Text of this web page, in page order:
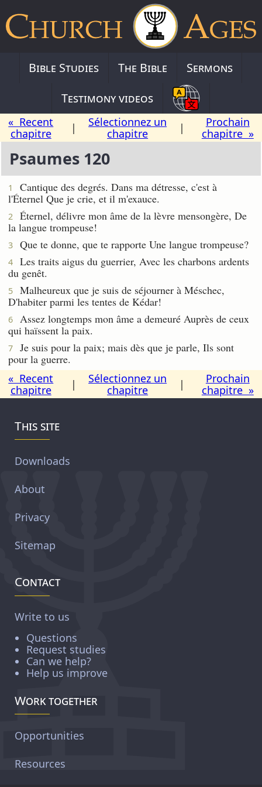
Bible Studies The Bible
Sermons
Testimony videos
« Recent
chapitre
|
Sélectionnez un
chapitre
|
Prochain
chapitre »
Psaumes 120
1
Cantique des degrés. Dans ma détresse, c'est à
l'Éternel Que je crie, et il m'exauce.
2
Éternel, délivre mon âme de la lèvre mensongère, De
la langue trompeuse!
3 Que te donne, que te rapporte Une langue trompeuse?
4
Les traits aigus du guerrier, Avec les charbons ardents
du genêt.
5
Malheureux que je suis de séjourner à Méschec,
D'habiter parmi les tentes de Kédar!
6
Assez longtemps mon âme a demeuré Auprès de ceux
qui haïssent la paix.
7
Je suis pour la paix; mais dès que je parle, Ils sont
pour la guerre.
« Recent
chapitre
|
Sélectionnez un
chapitre
|
Prochain
chapitre »
This site
Downloads
About
Privacy
Sitemap
Contact
Write to us
Questions
Request studies
Can we help?
Help us improve
Work together
Opportunities
Resources